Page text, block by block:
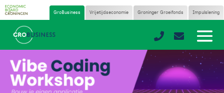
GroBusiness Vrijetijdseconomie Groninger Groeifonds Impulslening
 